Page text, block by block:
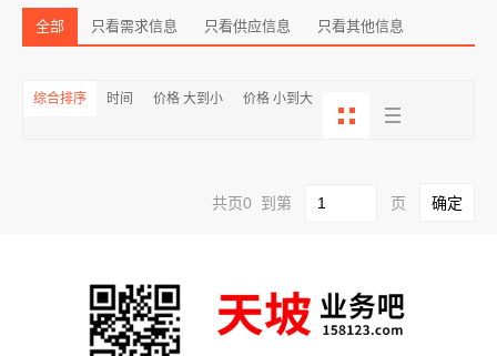
全部 只看需求信息 只看供应信息 只看其他信息
综合排序 时间 价格 大到小 价格 小到大
共页0 到第 页